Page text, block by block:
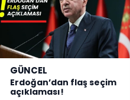
GÜNCEL
Erdoğan’dan flaş seçim
açıklaması!